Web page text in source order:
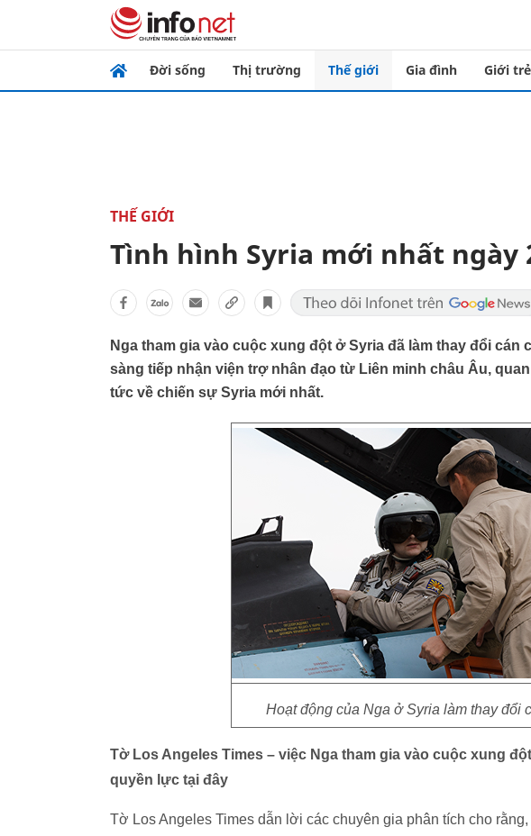
Đời sống Thị trường Thế giới Gia đình Giới trẻ
THẾ GIỚI
Tình hình Syria mới nhất ngày
Nga tham gia vào cuộc xung đột ở Syria đã làm thay đổi cán
sàng tiếp nhận viện trợ nhân đạo từ Liên minh châu Âu,
tức về chiến sự Syria mới nhất.
Hoạt động của Nga ở Syria làm thay đổi
Tờ Los Angeles Times – việc Nga tham gia vào cuộc xung
quyền lực tại đây
Tờ Los Angeles Times dẫn lời các chuyên gia phân tích cho